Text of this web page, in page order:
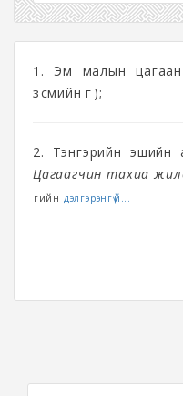
1. Эм малын цагаан
зүсмийн гүү);
2. Тэнгэрийн эшийн
Цагаагчин тахиа
үгийн дэлгэрэнгүй...